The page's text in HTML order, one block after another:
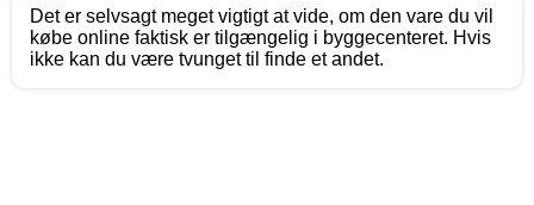
Det er selvsagt meget vigtigt at vide, om den vare du vil
købe online faktisk er tilgængelig i byggecenteret. Hvis
ikke kan du være tvunget til finde et andet.